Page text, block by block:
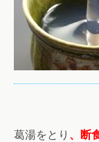
葛湯をとり 、断